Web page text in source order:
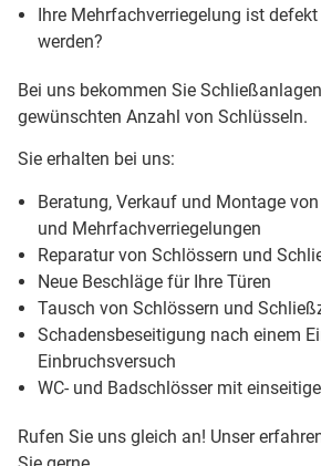
Ihre Mehrfachverriegelung ist
werden?
Bei uns bekommen Sie
gewünschten Anzahl von Schlüsseln.
Sie erhalten bei uns:
Beratung, Verkauf und Montage
und Mehrfachverriegelungen
Reparatur von Schlössern und
Neue Beschläge für Ihre Türen
Tausch von Schlössern und
Schadensbeseitigung nach einem
Einbruchsversuch
WC- und Badschlösser mit
Rufen Sie uns gleich an! Unser